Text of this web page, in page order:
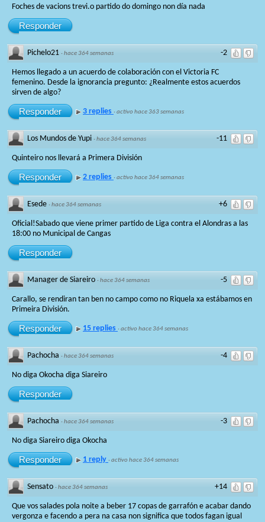
Foches de vacions trevi.o partido do domingo non día nada
Responder
-2
Pichelo21 ·hace 364 semanas
Hemos llegado a un acuerdo de colaboración con el Victoria FC
femenino. Desde la ignorancia pregunto: ¿Realmente estos acuerdos
sirven de algo?
Responder 3 replies ·activo hace 363 semanas
-11
Los Mundos de Yupi ·hace 364 semanas
Quinteiro nos llevará a Primera División
Responder 2 replies ·activo hace 364 semanas
+6
Esede ·hace 364 semanas
Oficial!Sabado que viene primer partido de Liga contra el Alondras a las
18:00 no Municipal de Cangas
Responder
-5
Manager de Siareiro ·hace 364 semanas
Carallo, se rendiran tan ben no campo como no Riquela xa estábamos en
Primeira División.
Responder 15 replies ·activo hace 364 semanas
-4
Pachocha ·hace 364 semanas
No diga Okocha diga Siareiro
Responder
-3
Pachocha ·hace 364 semanas
No diga Siareiro diga Okocha
Responder 1 reply ·activo hace 364 semanas
+14
Sensato ·hace 364 semanas
Que vos salades pola noite a beber 17 copas de garrafón e acabar dando
vergonza e facendo a pera na casa non significa que todos fagan igual